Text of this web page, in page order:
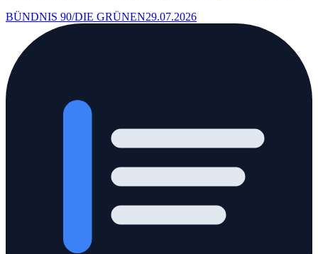
BÜNDNIS 90/DIE GRÜNEN29.07.2026